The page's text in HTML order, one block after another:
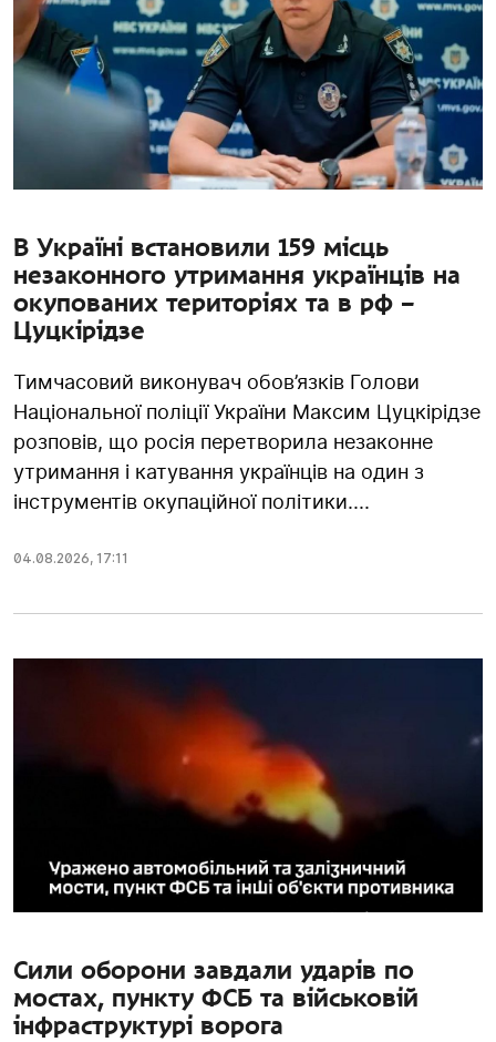
В Україні встановили 159 місць
незаконного утримання українців на
окупованих територіях та в рф –
Цуцкірідзе
Тимчасовий виконувач обов’язків Голови
Національної поліції України Максим Цуцкірідзе
розповів, що росія перетворила незаконне
утримання і катування українців на один з
інструментів окупаційної політики....
04.08.2026, 17:11
Сили оборони завдали ударів по
мостах, пункту ФСБ та військовій
інфраструктурі ворога